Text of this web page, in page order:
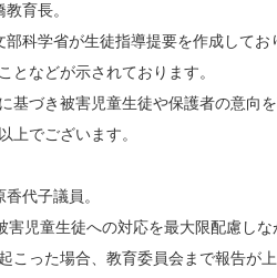
育長。
科学省が生徒指導提要を作成してお
となどが示されております。
基づき被害児童生徒や保護者の意向
上でございます。
代子議員。
児童生徒への対応を最大限配慮しな
った場合、教育委員会まで報告が